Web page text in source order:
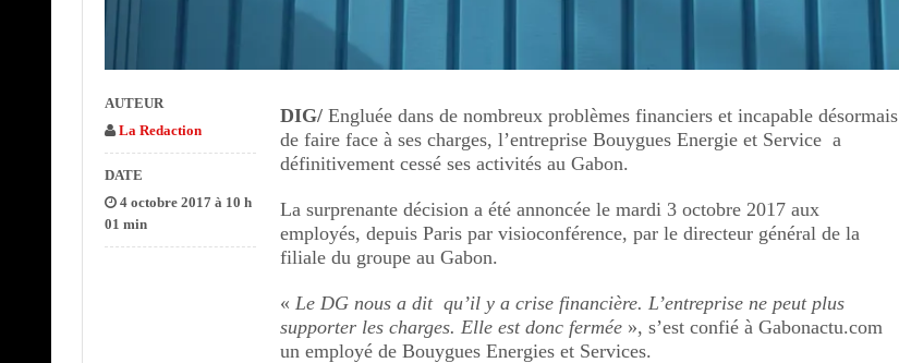
DIG/ Engluée dans de nombreux problèmes financiers et incapable désormais
de faire face à ses charges, l’entreprise Bouygues Energie et Service a
définitivement cessé ses activités au Gabon.
La surprenante décision a été annoncée le mardi 3 octobre 2017 aux
employés, depuis Paris par visioconférence, par le directeur général de la
filiale du groupe au Gabon.
« Le DG nous a dit qu’il y a crise financière. L’entreprise ne peut plus
supporter les charges. Elle est donc fermée », s’est confié à Gabonactu.com
un employé de Bouygues Energies et Services.
AUTEUR
La Redaction
DATE
4 octobre 2017 à 10 h
01 min